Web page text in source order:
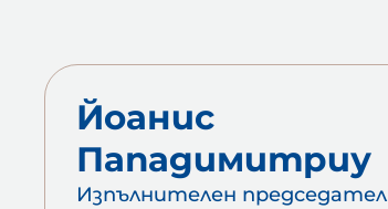
Йоанис
Пападимитриу
Изпълнителен председател